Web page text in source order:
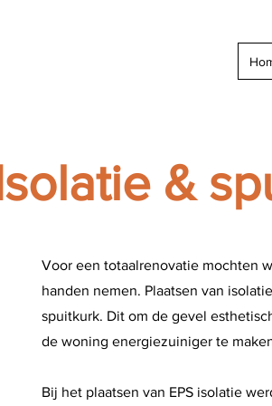
&
Voor een totaalrenovatie mochten
handen nemen. Plaatsen van
spuitkurk. Dit om de gevel
de woning energiezuiniger te
Bij het plaatsen van EPS isolatie